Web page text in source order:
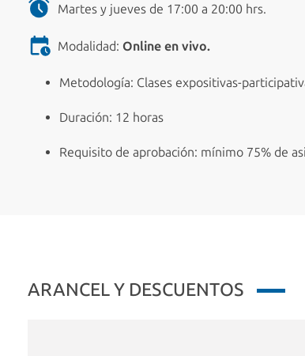
Martes y jueves de 17:00 a 20:00 hrs.
Modalidad: Online en vivo.
Metodología: Clases expositivas-
Duración: 12 horas
Requisito de aprobación: mínimo 75% de
ARANCEL Y DESCUENTOS